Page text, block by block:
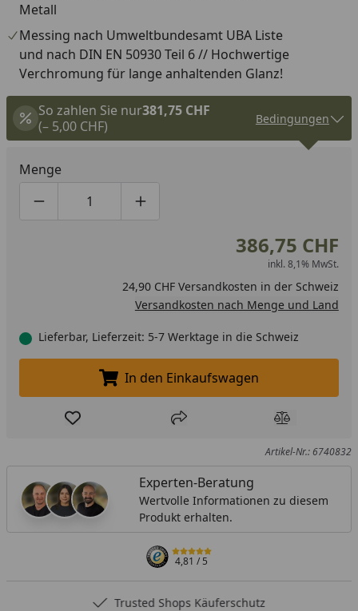
Metall
Messing nach Umweltbundesamt UBA Liste
und nach DIN EN 50930 Teil 6 // Hochwertige
Verchromung für lange anhaltenden Glanz!
So zahlen Sie nur381,75 CHF
(– 5,00 CHF)
Bedingungen
Menge
Produktmenge um eins verringern
Produktmenge manuell eingeben
Produktmenge um eins erhöhen
386,75 CHF
inkl. 8,1% MwSt.
24,90 CHF Versandkosten in der Schweiz
Versandkosten nach Menge und Land
Lieferbar, Lieferzeit: 5-7 Werktage in die Schweiz
In den Einkaufswagen legen
In den Einkaufswagen
Produkt zur Wunschliste hinzufügen
Teilen Produkt
Artikel-Nr.: 6740832
Experten-Beratung
Wertvolle Informationen zu diesem
Produkt erhalten.
4,81/ 5
Trusted Shops Käuferschutz